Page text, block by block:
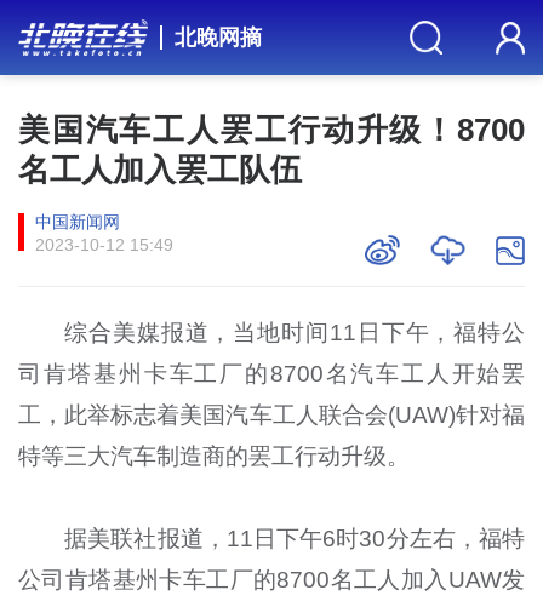
北晚网摘
美国汽车工人罢工行动升级！8700
名工人加入罢工队伍
中国新闻网
2023-10-12 15:49
综合美媒报道，当地时间11日下午，福特公
司肯塔基州卡车工厂的8700名汽车工人开始罢
工，此举标志着美国汽车工人联合会(UAW)针对福
特等三大汽车制造商的罢工行动升级。
据美联社报道，11日下午6时30分左右，福特
公司肯塔基州卡车工厂的8700名工人加入UAW发